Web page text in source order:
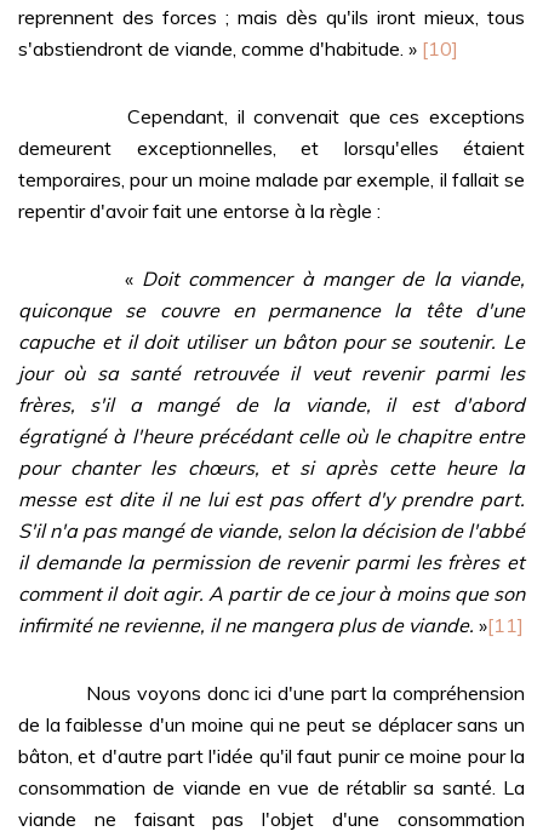
reprennent des forces ; mais dès qu'ils iront mieux, tous
s'abstiendront de viande, comme d'habitude. » [10]
Cependant, il convenait que ces exceptions
demeurent exceptionnelles, et lorsqu'elles étaient
temporaires, pour un moine malade par exemple, il fallait se
repentir d'avoir fait une entorse à la règle :
« Doit commencer à manger de la viande,
quiconque se couvre en permanence la tête d'une
capuche et il doit utiliser un bâton pour se soutenir. Le
jour où sa santé retrouvée il veut revenir parmi les
frères, s'il a mangé de la viande, il est d'abord
égratigné à l'heure précédant celle où le chapitre entre
pour chanter les chœurs, et si après cette heure la
messe est dite il ne lui est pas offert d'y prendre part.
S'il n'a pas mangé de viande, selon la décision de l'abbé
il demande la permission de revenir parmi les frères et
comment il doit agir. A partir de ce jour à moins que son
infirmité ne revienne, il ne mangera plus de viande. »[11]
Nous voyons donc ici d'une part la compréhension
de la faiblesse d'un moine qui ne peut se déplacer sans un
bâton, et d'autre part l'idée qu'il faut punir ce moine pour la
consommation de viande en vue de rétablir sa santé. La
viande ne faisant pas l'objet d'une consommation